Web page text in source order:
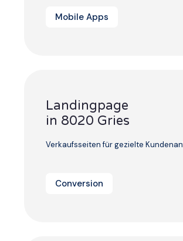
Mobile Apps
Landingpage
in 8020 Gries
Verkaufsseiten für gezielte
Conversion